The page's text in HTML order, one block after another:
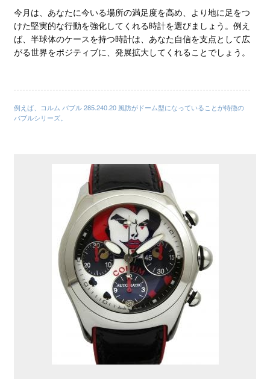
今月は、あなたに今いる場所の満足度を高め、より地に足をつ
けた堅実的な行動を強化してくれる時計を選びましょう。例え
ば、半球体のケースを持つ時計は、あなた自信を支点として広
がる世界をポジティブに、発展拡大してくれることでしょう。
例えば、コルム バブル 285.240.20 風防がドーム型になっていることが特徴の
バブルシリーズ。